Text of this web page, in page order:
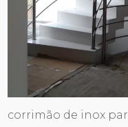
corrimão de inox